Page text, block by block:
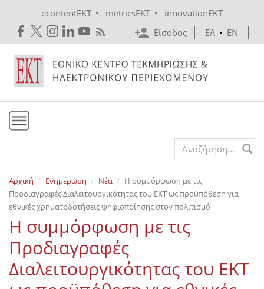
econtentEKT • metricsEKT •
innovationEKT
Είσοδος
ΕΛ • EN
Εκδόσεις
Ενημέρωση
Επικοινωνία
Search form
Αρχική Ενημέρωση Νέα
Η συμμόρφωση με τις
Προδιαγραφές Διαλειτουργικότητας του ΕΚΤ ως προϋπόθεση για
εθνικές χρηματοδοτήσεις ψηφιοποίησης στον πολιτισμό
Η συμμόρφωση με τις
Προδιαγραφές
Διαλειτουργικότητας του ΕΚΤ